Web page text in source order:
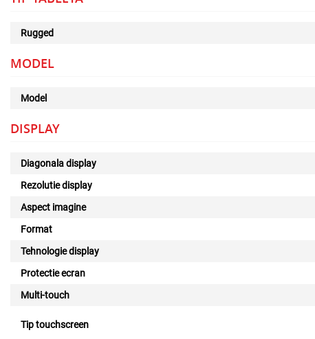
Rugged
MODEL
Model
DISPLAY
Diagonala display
Rezolutie display
Aspect imagine
Format
Tehnologie display
Protectie ecran
Multi-touch
Tip touchscreen